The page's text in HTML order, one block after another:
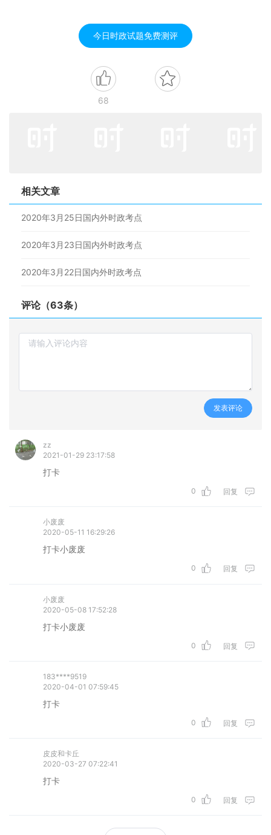
今日时政试题免费测评
68
相关文章
2020年3月25日国内外时政考点
2020年3月23日国内外时政考点
2020年3月22日国内外时政考点
评论（63条）
发表评论
zz
2021-01-29 23:17:58
打卡
0 回复
小废废
2020-05-11 16:29:26
打卡小废废
0 回复
小废废
2020-05-08 17:52:28
打卡小废废
0 回复
183****9519
2020-04-01 07:59:45
打卡
0 回复
皮皮和卡丘
2020-03-27 07:22:41
打卡
0 回复